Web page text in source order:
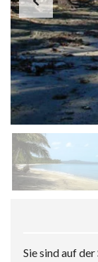
Sie sind auf